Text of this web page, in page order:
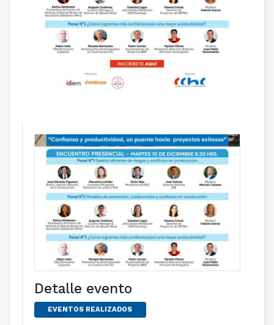
Detalle evento
EVENTOS REALIZADOS